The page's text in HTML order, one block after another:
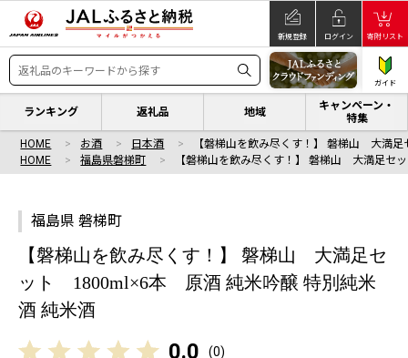
新規登録 ログイン 寄附リスト
ガイド
ランキング 返礼品 地域
キャンペーン・
特集
HOME お酒 日本酒
【磐梯山を飲み尽くす！】 磐梯山 大満
HOME
福島県磐梯町 【磐梯山を飲み尽くす！】 磐梯山 大満足セ
福島県 磐梯町
【磐梯山を飲み尽くす！】 磐梯山 大満足セ
ット 1800ml×6本 原酒 純米吟醸 特別純米
酒 純米酒
0.0 (0)